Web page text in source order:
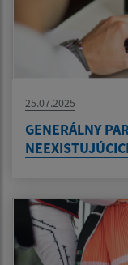
25.07.2025
GENERÁLNY